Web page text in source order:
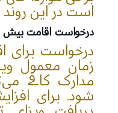
است در این روند
درخواست اقامت بیش
درخواست برای
زمان معمول
مدارک کافی
شود. برای